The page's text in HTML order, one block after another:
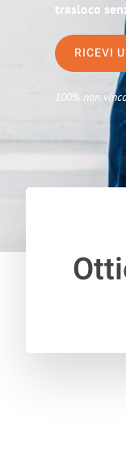
trasloco
RICEVI
100% non